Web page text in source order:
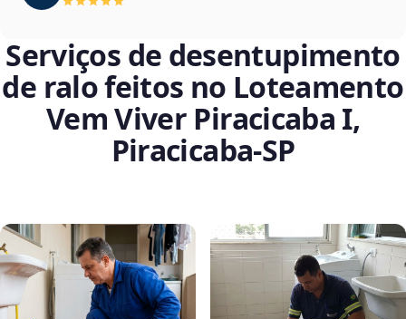
Serviços de desentupimento
de ralo feitos no Loteamento
Vem Viver Piracicaba I,
Piracicaba‑SP